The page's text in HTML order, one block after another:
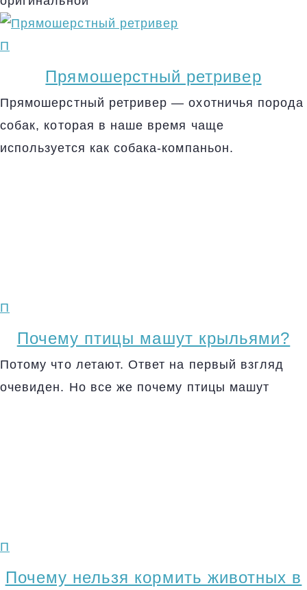
П
Прямошерстный ретривер
Прямошерстный ретривер — охотничья порода
собак, которая в наше время чаще
используется как собака-компаньон.
П
Почему птицы машут крыльями?
Потому что летают. Ответ на первый взгляд
очевиден. Но все же почему птицы машут
П
Почему нельзя кормить животных в